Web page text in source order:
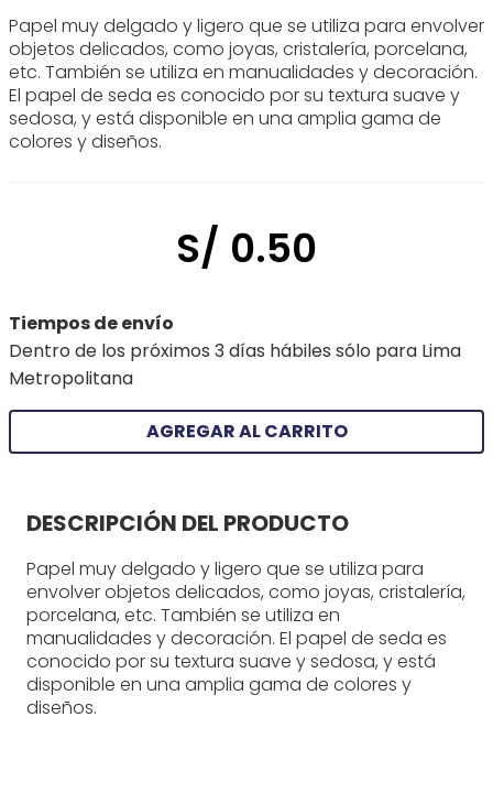
Papel muy delgado y ligero que se utiliza para envolver
objetos delicados, como joyas, cristalería, porcelana,
etc. También se utiliza en manualidades y decoración.
El papel de seda es conocido por su textura suave y
sedosa, y está disponible en una amplia gama de
colores y diseños.
S/ 0.50
Tiempos de envío
Dentro de los próximos 3 días hábiles sólo para Lima
Metropolitana
AGREGAR AL CARRITO
DESCRIPCIÓN DEL PRODUCTO
Papel muy delgado y ligero que se utiliza para
envolver objetos delicados, como joyas, cristalería,
porcelana, etc. También se utiliza en
manualidades y decoración. El papel de seda es
conocido por su textura suave y sedosa, y está
disponible en una amplia gama de colores y
diseños.